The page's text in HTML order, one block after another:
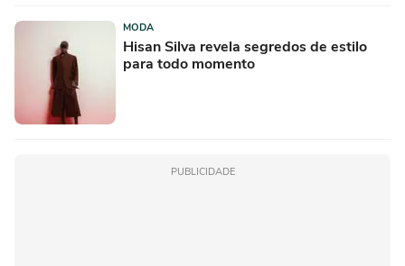
MODA
Hisan Silva revela segredos de estilo
para todo momento
PUBLICIDADE